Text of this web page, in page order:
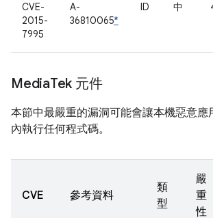
CVE-
2015-
7995
A-
36810065*
ID 中
MediaTek 元件
本節中最嚴重的漏洞可能會讓本機惡意應
內執行任何程式碼。
CVE 參考資料
類
型
嚴
重
性